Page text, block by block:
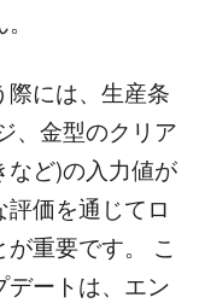
には、生産条
、金型のクリア
など)の入力値が
価を通じてロ
重要です。 こ
ートは、エン